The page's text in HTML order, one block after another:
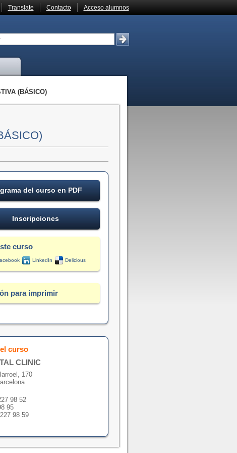
Translate Contacto Acceso alumnos
(BÁSICO)
del curso en PDF
Inscripciones
curso
LinkedIn Delicious
para imprimir
curso
CLINIC
170
98 52
95
98 59